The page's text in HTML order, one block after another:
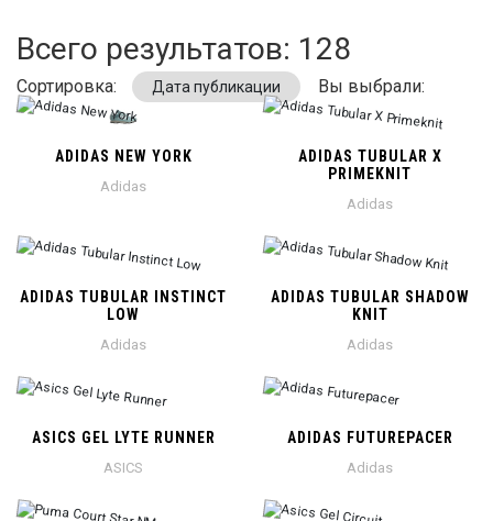
Всего результатов: 128
Сортировка: Дата публикации Вы выбрали:
ADIDAS NEW YORK
Adidas
ADIDAS TUBULAR X
PRIMEKNIT
Adidas
ADIDAS TUBULAR INSTINCT
LOW
Adidas
ADIDAS TUBULAR SHADOW
KNIT
Adidas
ASICS GEL LYTE RUNNER
ASICS
ADIDAS FUTUREPACER
Adidas